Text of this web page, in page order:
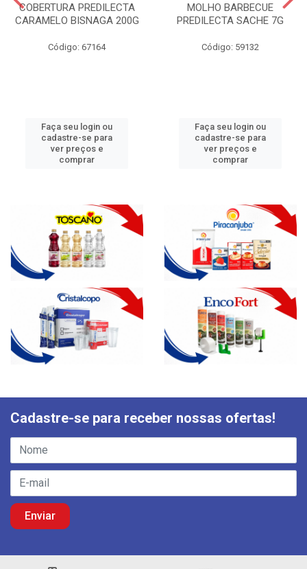
COBERTURA PREDILECTA
CARAMELO BISNAGA 200G
Código: 67164
Faça seu login ou
cadastre-se para
ver preços e
comprar
MOLHO BARBECUE
PREDILECTA SACHE 7G
Código: 59132
Faça seu login ou
cadastre-se para
ver preços e
comprar
Cadastre-se para receber nossas ofertas!